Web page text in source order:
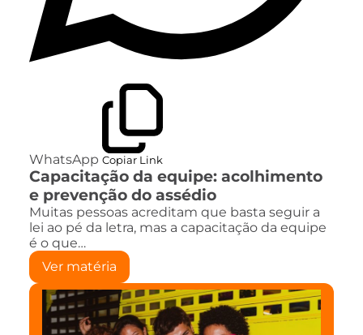
WhatsApp Copiar Link
Capacitação da equipe: acolhimento
e prevenção do assédio
Muitas pessoas acreditam que basta seguir a
lei ao pé da letra, mas a capacitação da equipe
é o que…
Ver matéria